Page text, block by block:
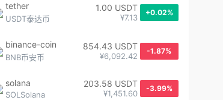
tether
USDT泰达币
1.00 USDT
¥7.13
+0.02%
binance-coin
BNB币安币
854.43 USDT
¥6,092.42
-1.87%
solana
SOLSolana
203.58 USDT
¥1,451.60
-3.99%